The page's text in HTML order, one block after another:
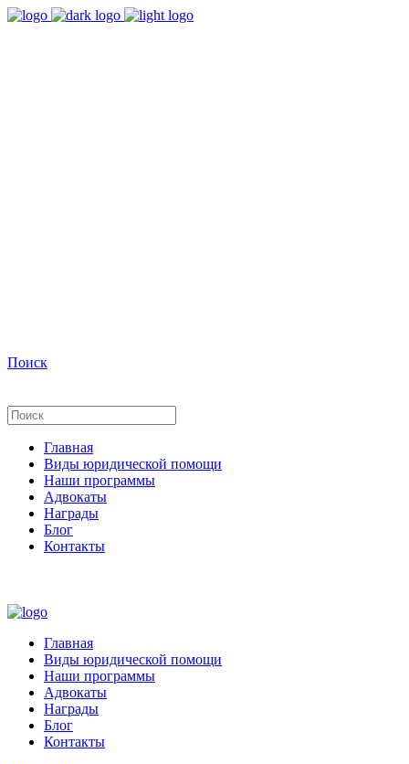
Поиск
Главная
Виды юридической помощи
Наши программы
Адвокаты
Награды
Блог
Контакты
Главная
Виды юридической помощи
Наши программы
Адвокаты
Награды
Блог
Контакты